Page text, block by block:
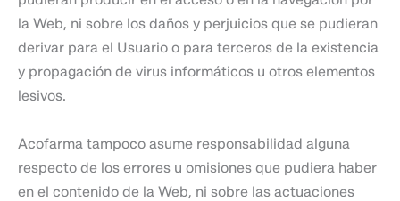
la Web, ni sobre los daños y perjuicios que se pudieran
derivar para el Usuario o para terceros de la existencia
y propagación de virus informáticos u otros elementos
lesivos.
Acofarma tampoco asume responsabilidad alguna
respecto de los errores u omisiones que pudiera haber
en el contenido de la Web, ni sobre las actuaciones